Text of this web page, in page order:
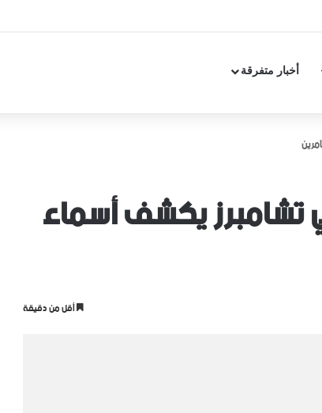
أخبار متفرقة
تشامبرز يكشف أسماء
أقل من دقيقة